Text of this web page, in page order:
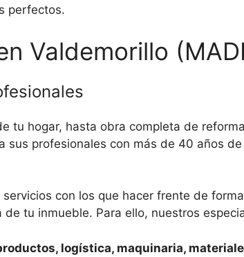
perfectos.
Valdemorillo
tu hogar, hasta obra completa de
sus profesionales con más de 40 años
con los que hacer frente de
tu inmueble. Para ello, nuestros
logística, maquinaria,